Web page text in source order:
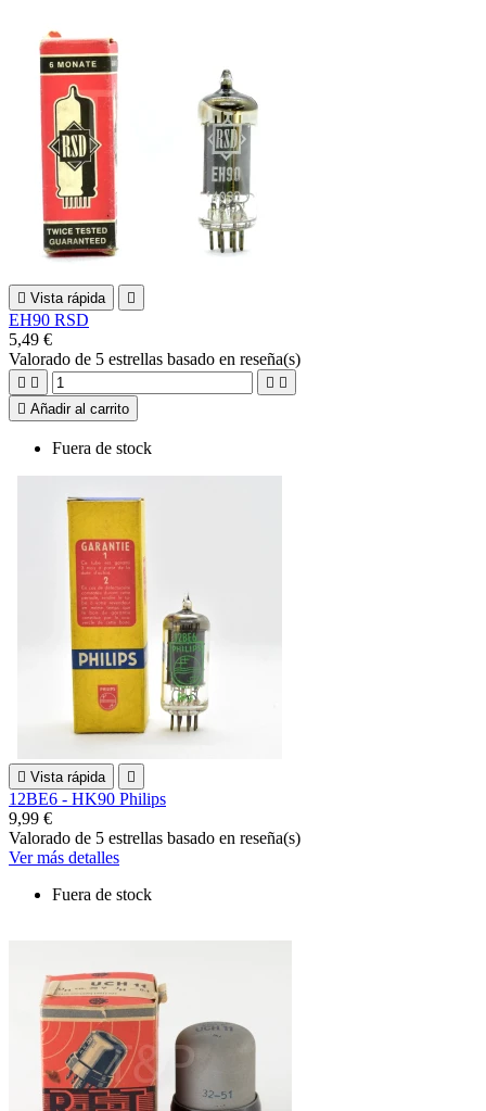
 Vista rápida 
EH90 RSD
5,49 €
Valorado de 5 estrellas basado en reseña(s)
   
 Añadir al carrito
Fuera de stock
 Vista rápida 
12BE6 - HK90 Philips
9,99 €
Valorado de 5 estrellas basado en reseña(s)
Ver más detalles
Fuera de stock